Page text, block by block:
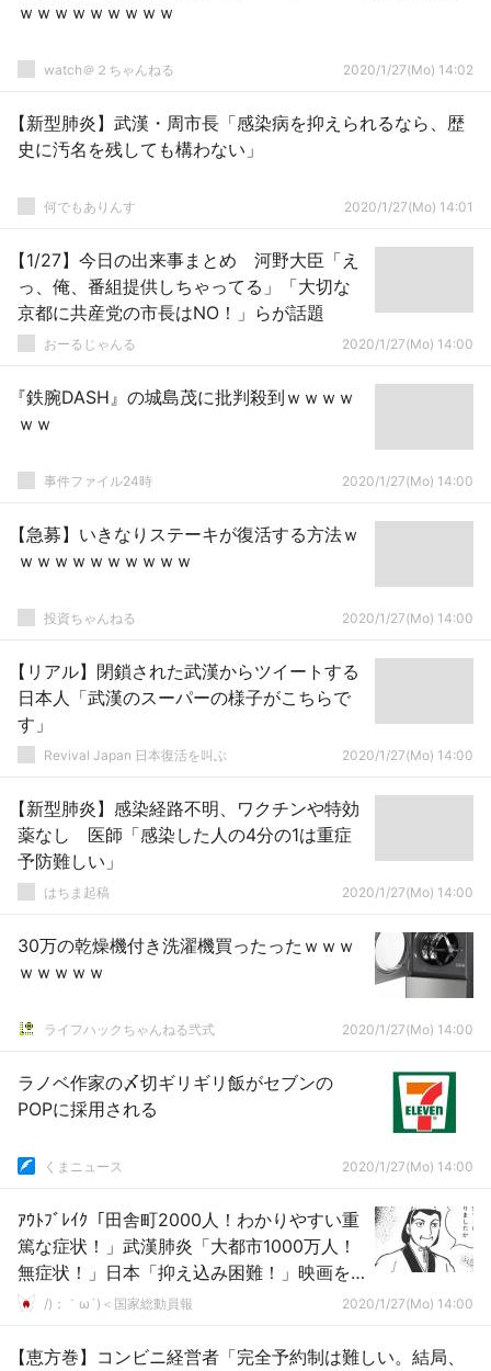
ｗｗｗｗｗｗｗｗｗ
watch＠２ちゃんねる 2020/1/27(Mo) 14:02
【新型肺炎】武漢・周市長「感染病を抑えられるなら、歴
史に汚名を残しても構わない」
何でもありんす 2020/1/27(Mo) 14:01
【1/27】今日の出来事まとめ 河野大臣「え
っ、俺、番組提供しちゃってる」「大切な
京都に共産党の市長はNO！」らが話題
おーるじゃんる 2020/1/27(Mo) 14:00
『鉄腕DASH』の城島茂に批判殺到ｗｗｗｗ
ｗｗ
事件ファイル24時 2020/1/27(Mo) 14:00
【急募】いきなりステーキが復活する方法ｗ
ｗｗｗｗｗｗｗｗｗｗ
投資ちゃんねる 2020/1/27(Mo) 14:00
【リアル】閉鎖された武漢からツイートする
日本人「武漢のスーパーの様子がこちらで
す」
Revival Japan 日本復活を叫ぶ 2020/1/27(Mo) 14:00
【新型肺炎】感染経路不明、ワクチンや特効
薬なし 医師「感染した人の4分の1は重症
予防難しい」
はちま起稿 2020/1/27(Mo) 14:00
30万の乾燥機付き洗濯機買ったったｗｗｗ
ｗｗｗｗｗ
ライフハックちゃんねる弐式 2020/1/27(Mo) 14:00
ラノベ作家の〆切ギリギリ飯がセブンの
POPに採用される
くまニュース 2020/1/27(Mo) 14:00
ｱｳﾄﾌﾞﾚｲｸ「田舎町2000人！わかりやすい重
篤な症状！」武漢肺炎「大都市1000万人！
無症状！」日本「抑え込み困難！」映画を
超える→
/)；｀ω´)＜国家総動員報 2020/1/27(Mo) 14:00
【恵方巻】コンビニ経営者「完全予約制は難しい。結局、